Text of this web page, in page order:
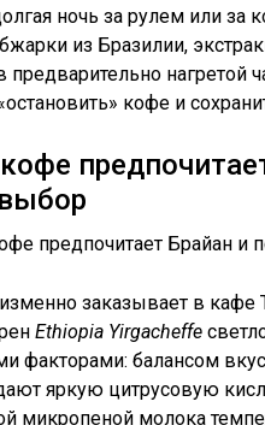
ночь за рулем или за
из Бразилии,
предварительно
кофе и
заказывает в кафе
Ethiopia Yirgacheffe
факторами: балансом
яркую цитрусовую
микропеной молока